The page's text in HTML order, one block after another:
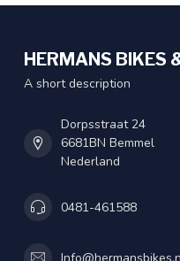
HERMANS BIKES
A short description
Dorpsstraat 24
6681BN Bemmel
Nederland
0481-461588